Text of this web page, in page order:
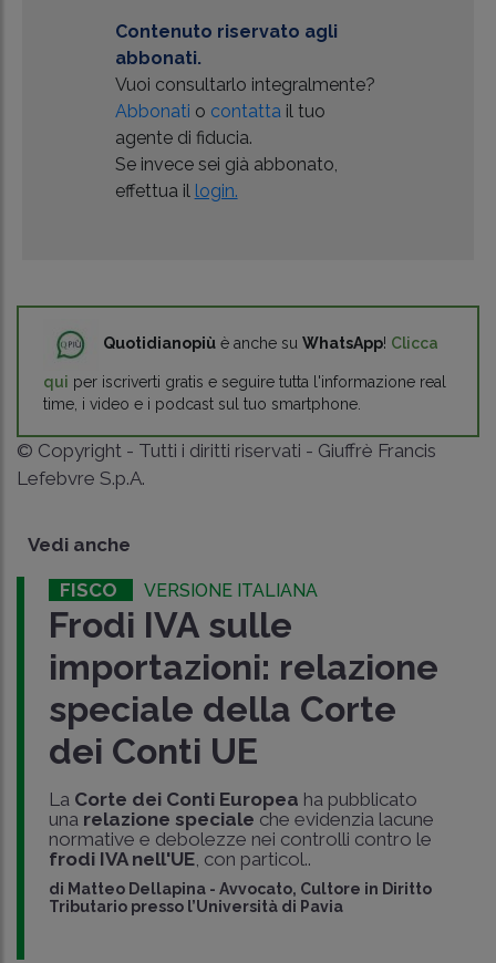
Contenuto riservato agli
abbonati.
Vuoi consultarlo integralmente?
Abbonati o contatta il tuo
agente di fiducia.
Se invece sei già abbonato,
effettua il login.
Quotidianopiù è anche su WhatsApp! Clicca
qui per iscriverti gratis e seguire tutta l'informazione real
time, i video e i podcast sul tuo smartphone.
© Copyright - Tutti i diritti riservati - Giuffrè Francis
Lefebvre S.p.A.
Vedi anche
FISCO VERSIONE ITALIANA
Frodi IVA sulle
importazioni: relazione
speciale della Corte
dei Conti UE
La Corte dei Conti Europea ha pubblicato
una relazione speciale che evidenzia lacune
normative e debolezze nei controlli contro le
frodi IVA nell'UE, con particol..
di Matteo Dellapina - Avvocato, Cultore in Diritto
Tributario presso l’Università di Pavia